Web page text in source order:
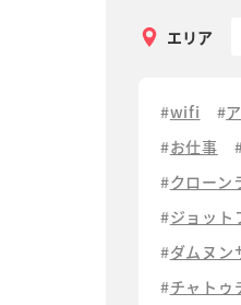
エリア
wifi
お仕事
クローン
ジョット
ダムヌン
チャトゥ